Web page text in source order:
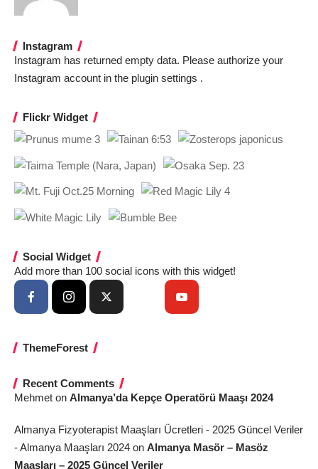
Instagram
Instagram has returned empty data. Please authorize your
Instagram account in the plugin settings .
Flickr Widget
Social Widget
Add more than 100 social icons with this widget!
ThemeForest
Recent Comments
Mehmet on Almanya’da Kepçe Operatörü Maaşı 2024
Almanya Fizyoterapist Maaşları Ücretleri - 2025 Güncel Veriler
- Almanya Maaşları 2024 on Almanya Masör – Masöz
Maaşları – 2025 Güncel Veriler